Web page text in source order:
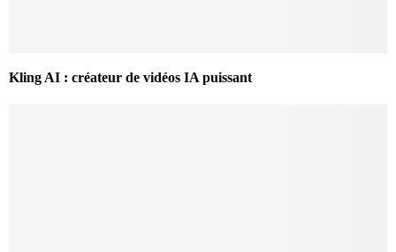
Kling AI : créateur de vidéos IA puissant